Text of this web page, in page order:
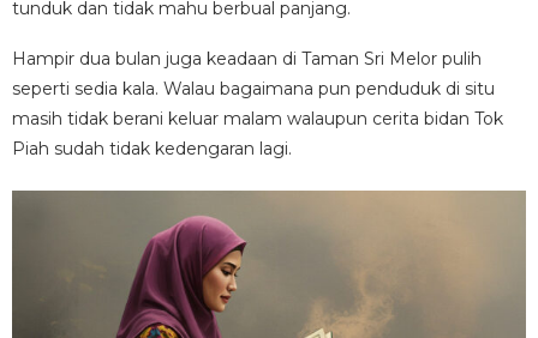
tunduk dan tidak mahu berbual panjang.
Hampir dua bulan juga keadaan di Taman Sri Melor pulih
seperti sedia kala. Walau bagaimana pun penduduk di situ
masih tidak berani keluar malam walaupun cerita bidan Tok
Piah sudah tidak kedengaran lagi.